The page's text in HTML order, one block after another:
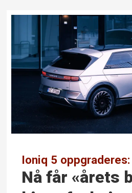
Ioniq 5 oppgraderes:
Nå får «årets